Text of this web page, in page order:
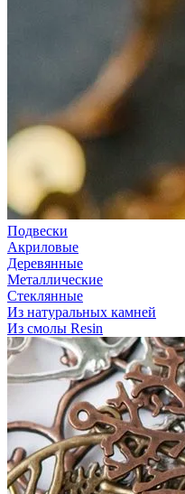
Подвески
Акриловые
Деревянные
Металлические
Стеклянные
Из натуральных камней
Из смолы Resin